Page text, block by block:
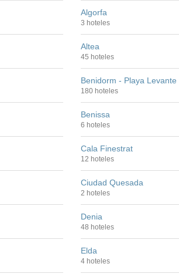
Algorfa
3 hoteles
Altea
45 hoteles
Benidorm - Playa Levante
180 hoteles
Benissa
6 hoteles
Cala Finestrat
12 hoteles
Ciudad Quesada
2 hoteles
Denia
48 hoteles
Elda
4 hoteles